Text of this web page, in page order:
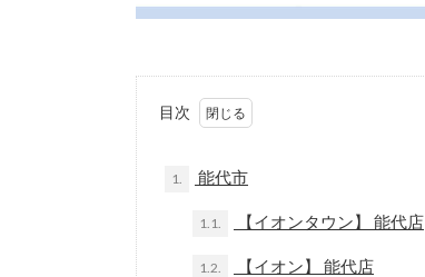
目次
1. 能代市
1.1. 【イオンタウン】 能代店
1.2. 【イオン】 能代店